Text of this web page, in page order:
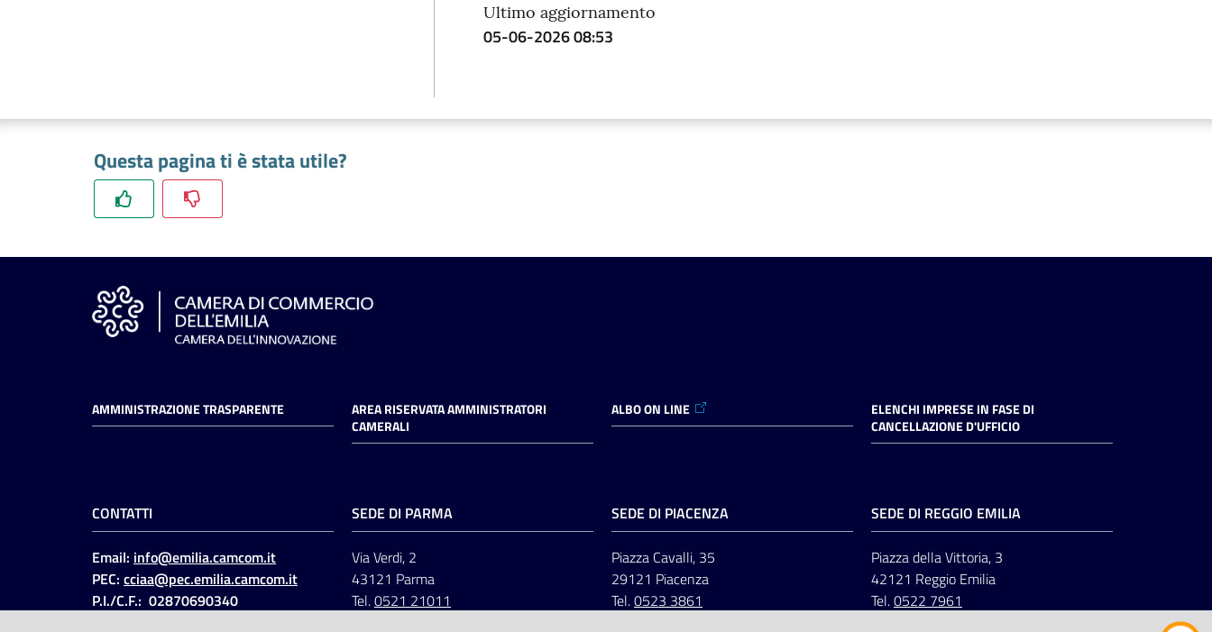
Ultimo aggiornamento
05-06-2026 08:53
Questa pagina ti è stata utile?
AMMINISTRAZIONE TRASPARENTE
AREA RISERVATA AMMINISTRATORI
CAMERALI
ALBO ON LINE
ELENCHI IMPRESE IN FASE DI
CANCELLAZIONE D'UFFICIO
CONTATTI
Email: info@emilia.camcom.it
PEC: cciaa@pec.emilia.camcom.it
P.I./C.F.: 02870690340
SEDE DI PARMA
Via Verdi, 2
43121 Parma
Tel.0521 21011
SEDE DI PIACENZA
Piazza Cavalli, 35
29121 Piacenza
Tel.0523 3861
SEDE DI REGGIO EMILIA
Piazza della Vittoria, 3
42121 Reggio Emilia
Tel.0522 7961